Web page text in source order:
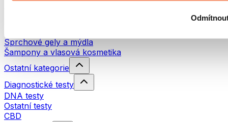
Sprchové gely a mýdla
Šampony a vlasová kosmetika
Ostatní kategorie
Diagnostické testy
DNA testy
Ostatní testy
CBD